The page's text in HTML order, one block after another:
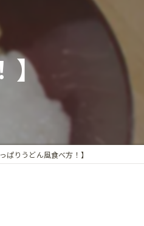
】
ぱりうどん風食べ方！】